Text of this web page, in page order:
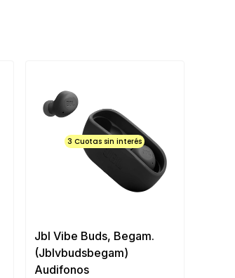
3 Cuotas sin interés
Jbl Vibe Buds, Begam.
(Jblvbudsbegam)
Audifonos